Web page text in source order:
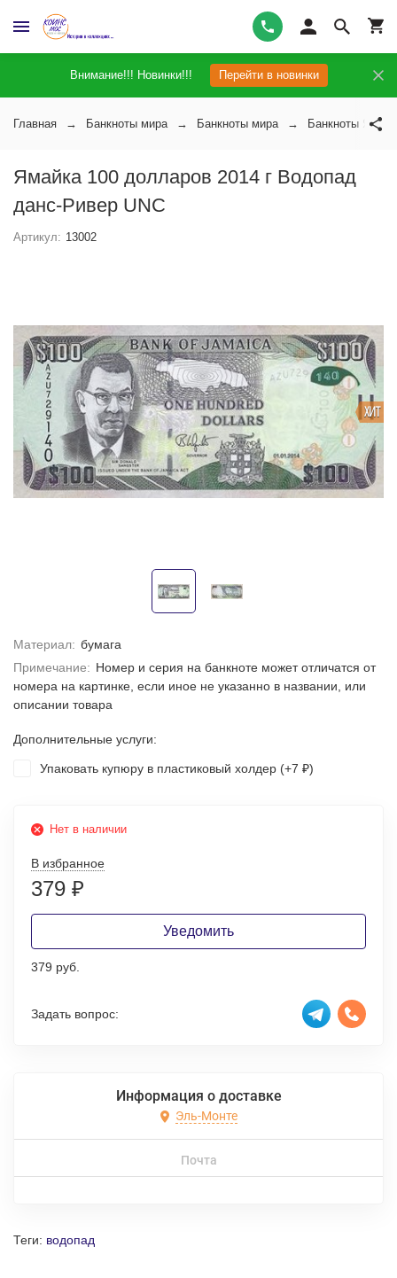
Внимание!!! Новинки!!! Перейти в новинки
Главная Банкноты мира Банкноты мира Банкноты
Ямайка 100 долларов 2014 г Водопад
данс-Ривер UNC
Артикул: 13002
ХИТ
Материал: бумага
Примечание: Номер и серия на банкноте может отличатся от
номера на картинке, если иное не указанно в названии, или
описании товара
Дополнительные услуги:
Упаковать купюру в пластиковый холдер (+7 ₽)
Нет в наличии
В избранное
379 ₽
Уведомить
379 руб.
Задать вопрос:
Информация о доставке
Эль-Монте
Почта
Теги: водопад